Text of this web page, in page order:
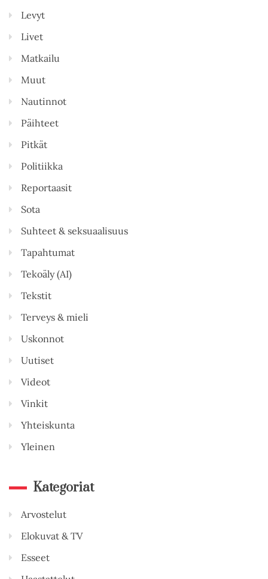
Levyt
Livet
Matkailu
Muut
Nautinnot
Päihteet
Pitkät
Politiikka
Reportaasit
Sota
Suhteet & seksuaalisuus
Tapahtumat
Tekoäly (AI)
Tekstit
Terveys & mieli
Uskonnot
Uutiset
Videot
Vinkit
Yhteiskunta
Yleinen
Kategoriat
Arvostelut
Elokuvat & TV
Esseet